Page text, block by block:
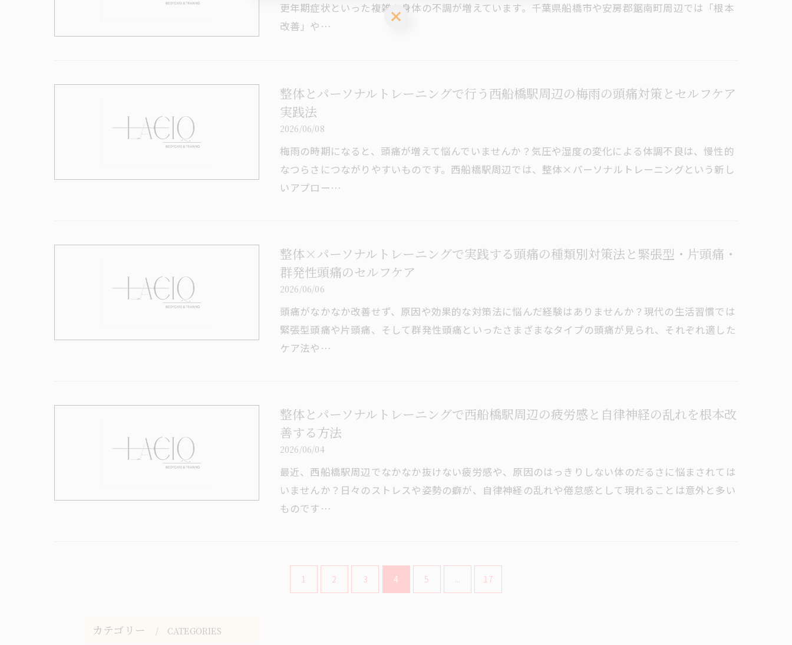
更年期症状といった複雑な身体の不調が増えています。千葉県船橋市や安房郡鋸南町周辺では「根本
改善」や…
整体とパーソナルトレーニングで行う西船橋駅周辺の梅雨の頭痛対策とセルフケア
実践法
2026/06/08
梅雨の時期になると、頭痛が増えて悩んでいませんか？気圧や湿度の変化による体調不良は、慢性的
なつらさにつながりやすいものです。西船橋駅周辺では、整体×パーソナルトレーニングという新し
いアプロー…
整体×パーソナルトレーニングで実践する頭痛の種類別対策法と緊張型・片頭痛・
群発性頭痛のセルフケア
2026/06/06
頭痛がなかなか改善せず、原因や効果的な対策法に悩んだ経験はありませんか？現代の生活習慣では
緊張型頭痛や片頭痛、そして群発性頭痛といったさまざまなタイプの頭痛が見られ、それぞれ適した
ケア法や…
整体とパーソナルトレーニングで西船橋駅周辺の疲労感と自律神経の乱れを根本改
善する方法
2026/06/04
最近、西船橋駅周辺でなかなか抜けない疲労感や、原因のはっきりしない体のだるさに悩まされては
いませんか？日々のストレスや姿勢の癖が、自律神経の乱れや倦怠感として現れることは意外と多い
ものです…
1 2 3 4 5 ... 17
カテゴリー CATEGORIES
お問い合わせはこちら